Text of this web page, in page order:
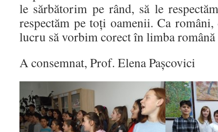
le sărbătorim pe rând, să le
respectăm pe toți oamenii. Ca
lucru să vorbim corect în limba
A consemnat, Prof. Elena Pașcovici